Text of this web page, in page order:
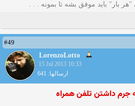
بار" باید موفق بشه تا بمونه . . .
#49
LorenzoLotto
15 Jul 2013 10:33
ارسالها: 641
جرم داشتن تلفن همراه